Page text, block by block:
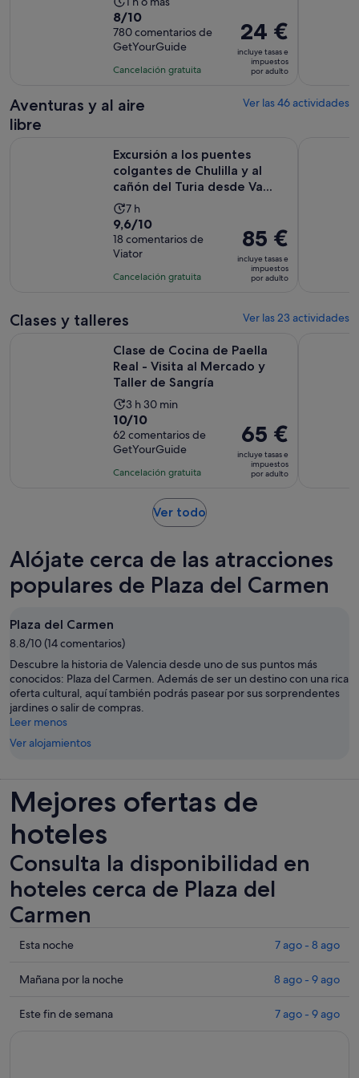
duración
de
la
actividad
de
8.0
sobre
10
con
comentarios
8/10
780 comentarios de
GetYourGuide
Cancelación gratuita
El
precio
es
de
por
24 €
incluye tasas e
impuestos
por adulto
Aventuras y al aire
libre
Ver las 46 actividades
Excursión a los puentes
colgantes de Chulilla y al
cañón del Turia desde Va...
La
duración
de
la
actividad
7 horas
7 h
9.6
sobre
10
con
9,6/10
18 comentarios de
Viator
Cancelación gratuita
El
precio
es
de
por
85 €
incluye tasas e
impuestos
por adulto
Clases y talleres Ver las 23 actividades
Clase de Cocina de Paella
Real - Visita al Mercado y
Taller de Sangría
La
duración
de
la
actividad
3 horas
30 minutos
3 h 30 min
10.0
sobre
10
con
comentarios
10/10
62 comentarios de
GetYourGuide
Cancelación gratuita
El
precio
es
de
65 €
incluye tasas e
impuestos
por adulto
Ver todoSe
una
pestaña
nueva
Alójate cerca de las atracciones
populares de Plaza del Carmen
Plaza del Carmen
8.8/10 (14 comentarios)
Descubre la historia de Valencia desde uno de sus puntos más
conocidos: Plaza del Carmen. Además de ser un destino con una rica
oferta cultural, aquí también podrás pasear por sus sorprendentes
jardines o salir de compras.
Leer menos
Ver alojamientos
Mejores ofertas de
hoteles
Consulta la disponibilidad en
hoteles cerca de Plaza del
Carmen
Comprueba
precios
de
Esta noche 7 ago - 8 ago
Comprueba
precios
Mañana por la noche 8 ago - 9 ago
Comprueba
Este fin de semana 7 ago - 9 ago